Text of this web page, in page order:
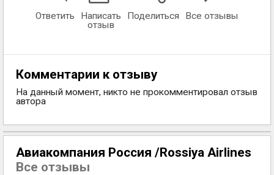
Ответить
Написать
отзыв
Поделиться Все отзывы
Комментарии к отзыву
На данный момент, никто не прокомментировал отзыв
автора
Авиакомпания Россия /Rossiya Airlines
Все отзывы